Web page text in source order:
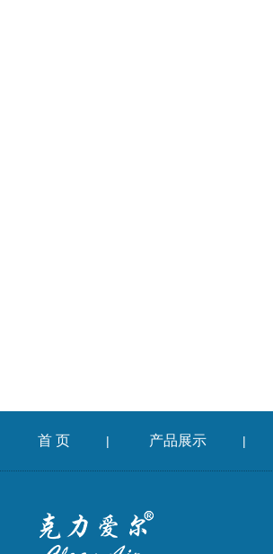
首 页 | 产品展示 |